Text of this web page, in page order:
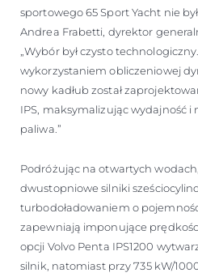
sportowego 65 Sport Yacht nie
Andrea Frabetti, dyrektor
„Wybór był czysto
wykorzystaniem obliczeniowej
nowy kadłub został
IPS, maksymalizując wydajność
paliwa.”
Podróżując na otwartych
dwustopniowe silniki
turbodoładowaniem o
zapewniają imponujące
opcji Volvo Penta IPS1200
silnik, natomiast przy 735 kW/